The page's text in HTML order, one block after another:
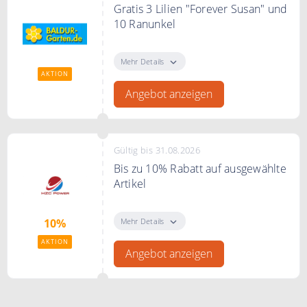
AKTION
Gratis 3 Lilien "Forever Susan" und
10 Ranunkel
schenkt Ihnen BALDUR Garten 3
Ranunkeln.
Mehr Details
Angebot anzeigen
10%
AKTION
Gültig bis 31.08.2026
Bis zu 10% Rabatt auf ausgewählte
Artikel
Artikel im Angebot
Mehr Details
Angebot anzeigen